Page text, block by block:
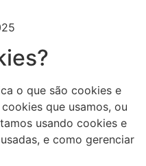
o que são cookies e
que usamos, ou
usando cookies e
e como gerenciar